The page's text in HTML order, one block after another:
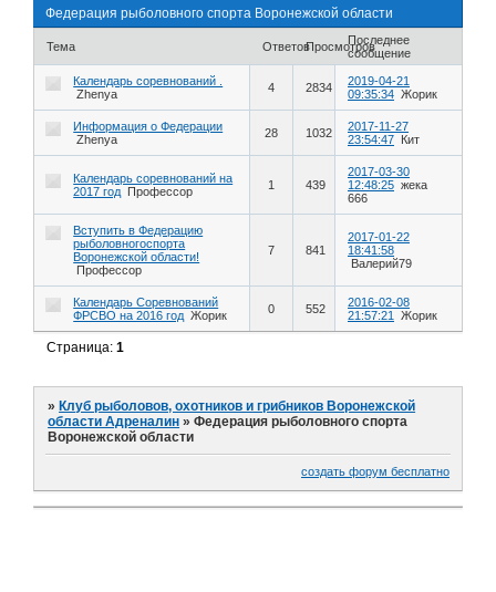
Федерация рыболовного спорта Воронежской области
Тема ОтветовПросмотровПоследнее
сообщение
Календарь соревнований .
Zhenya
4 2834
2019-04-21
09:35:34 Жорик
Информация о Федерации
Zhenya
28 1032
2017-11-27
23:54:47
Кит
Календарь соревнований на
2017 год
Профессор 1 439
2017-03-30
12:48:25 жека
666
Вступить в Федерацию
рыболовногоспорта
Воронежской области!
Профессор
7 841
2017-01-22
18:41:58
Валерий79
Календарь Соревнований
ФРСВО на 2016 год Жорик 0 552
2016-02-08
21:57:21 Жорик
Страница:1
» Клуб рыболовов, охотников и грибников Воронежской
области Адреналин »Федерация рыболовного спорта
Воронежской области
создать форум бесплатно